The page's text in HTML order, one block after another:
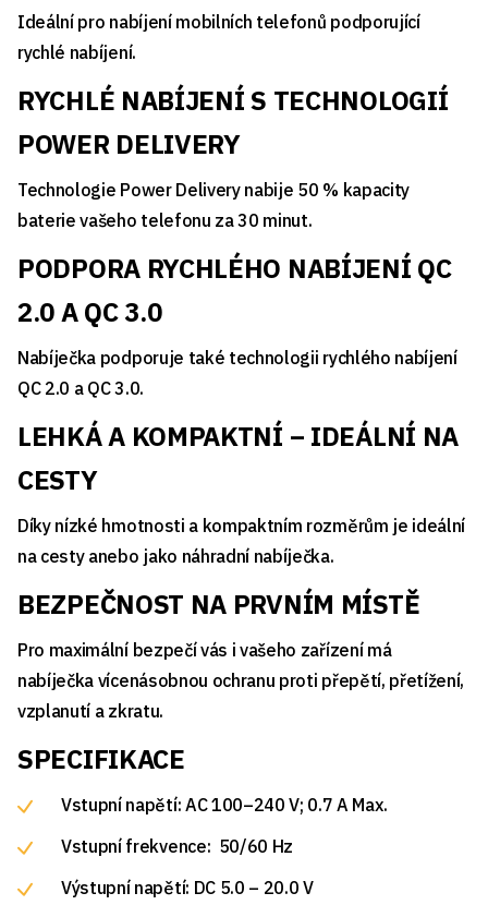
Ideální pro nabíjení mobilních telefonů podporující
rychlé nabíjení.
RYCHLÉ NABÍJENÍ S TECHNOLOGIÍ
POWER DELIVERY
Technologie Power Delivery nabije 50 % kapacity
baterie vašeho telefonu za 30 minut.
PODPORA RYCHLÉHO NABÍJENÍ QC
2.0 A QC 3.0
Nabíječka podporuje také technologii rychlého nabíjení
QC 2.0 a QC 3.0.
LEHKÁ A KOMPAKTNÍ – IDEÁLNÍ NA
CESTY
Díky nízké hmotnosti a kompaktním rozměrům je ideální
na cesty anebo jako náhradní nabíječka.
BEZPEČNOST NA PRVNÍM MÍSTĚ
Pro maximální bezpečí vás i vašeho zařízení má
nabíječka vícenásobnou ochranu proti přepětí, přetížení,
vzplanutí a zkratu.
SPECIFIKACE
Vstupní napětí: AC 100–240 V; 0.7 A Max.
Vstupní frekvence: 50/60 Hz
Výstupní napětí: DC 5.0 – 20.0 V